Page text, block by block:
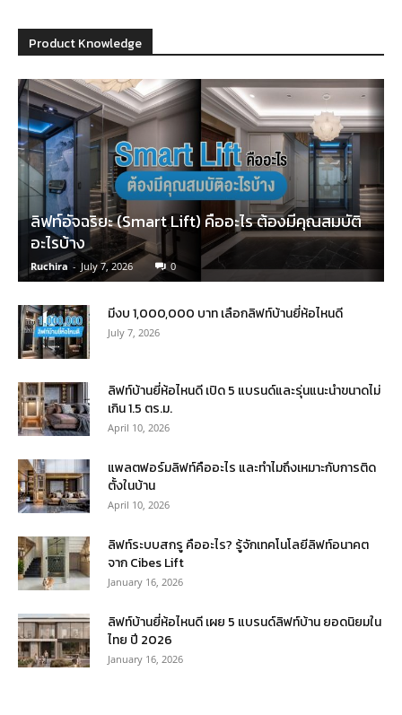
Product Knowledge
ลิฟท์อัจฉริยะ (Smart Lift) คืออะไร ต้องมีคุณสมบัติ
อะไรบ้าง
Ruchira - July 7, 2026 0
มีงบ 1,000,000 บาท เลือกลิฟท์บ้านยี่ห้อไหนดี
July 7, 2026
ลิฟท์บ้านยี่ห้อไหนดี เปิด 5 แบรนด์และรุ่นแนะนำขนาดไม่
เกิน 1.5 ตร.ม.
April 10, 2026
แพลตฟอร์มลิฟท์คืออะไร และทำไมถึงเหมาะกับการติด
ตั้งในบ้าน
April 10, 2026
ลิฟท์ระบบสกรู คืออะไร? รู้จักเทคโนโลยีลิฟท์อนาคต
จาก Cibes Lift
January 16, 2026
ลิฟท์บ้านยี่ห้อไหนดี เผย 5 แบรนด์ลิฟท์บ้าน ยอดนิยมใน
ไทย ปี 2026
January 16, 2026